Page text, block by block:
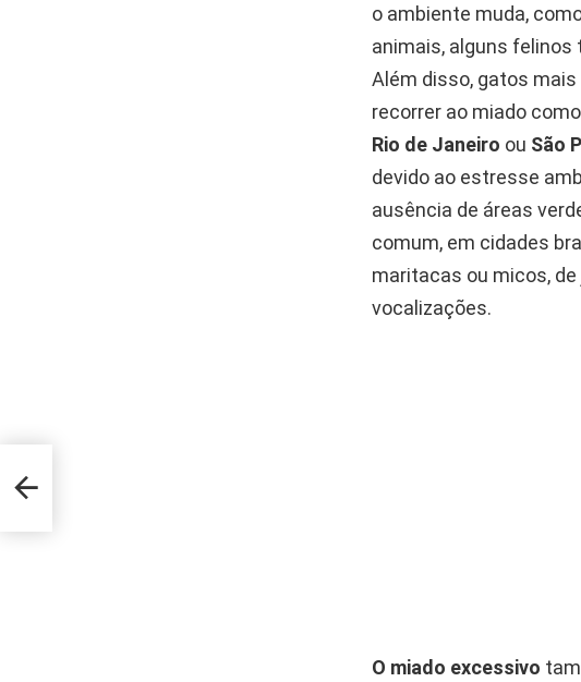
o ambiente muda,
animais, alguns
Além disso, gatos
recorrer ao miado
Rio de Janeiro ou São
devido ao estresse
ausência de áreas
comum, em cidades
maritacas ou micos,
vocalizações.
O miado excessivo